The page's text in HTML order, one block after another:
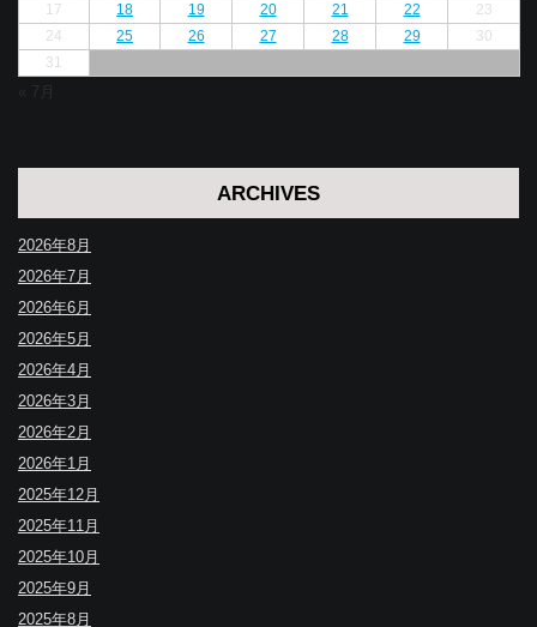
17
18 19 20 21 22
23
24
25 26 27 28 29
30
31
« 7月
ARCHIVES
2026年8月
2026年7月
2026年6月
2026年5月
2026年4月
2026年3月
2026年2月
2026年1月
2025年12月
2025年11月
2025年10月
2025年9月
2025年8月